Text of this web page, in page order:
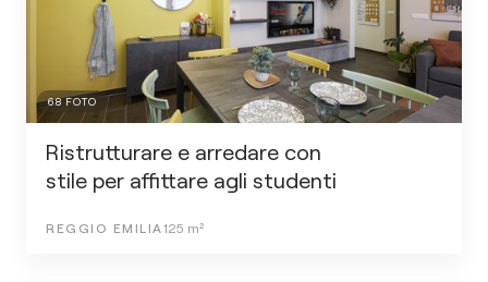
68FOTO
Ristrutturare e arredare con
stile per affittare agli studenti
REGGIO EMILIA 125 m²